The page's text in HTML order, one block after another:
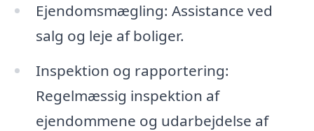
Ejendomsmægling: Assistance ved
salg og leje af boliger.
Inspektion og rapportering:
Regelmæssig inspektion af
ejendommene og udarbejdelse af